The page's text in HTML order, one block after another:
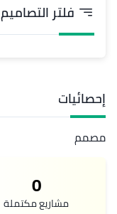
فلتر التصاميم
إحصائيات
مصمم
0
مشاريع مكتملة